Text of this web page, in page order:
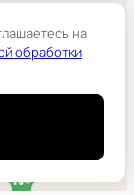
на
обработки